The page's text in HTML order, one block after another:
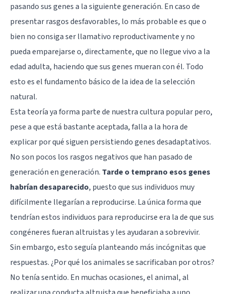
pasando sus genes a la siguiente generación. En caso de
presentar rasgos desfavorables, lo más probable es que o
bien no consiga ser llamativo reproductivamente y no
pueda emparejarse o, directamente, que no llegue vivo a la
edad adulta, haciendo que sus genes mueran con él. Todo
esto es el fundamento básico de la idea de la selección
natural.
Esta teoría ya forma parte de nuestra cultura popular pero,
pese a que está bastante aceptada, falla a la hora de
explicar por qué siguen persistiendo genes desadaptativos.
No son pocos los rasgos negativos que han pasado de
generación en generación. Tarde o temprano esos genes
habrían desaparecido, puesto que sus individuos muy
difícilmente llegarían a reproducirse. La única forma que
tendrían estos individuos para reproducirse era la de que sus
congéneres fueran altruistas y les ayudaran a sobrevivir.
Sin embargo, esto seguía planteando más incógnitas que
respuestas. ¿Por qué los animales se sacrificaban por otros?
No tenía sentido. En muchas ocasiones, el animal, al